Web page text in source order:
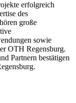
erfolgreich
des
große
sowie
OTH Regensburg.
Partnern bestätigen